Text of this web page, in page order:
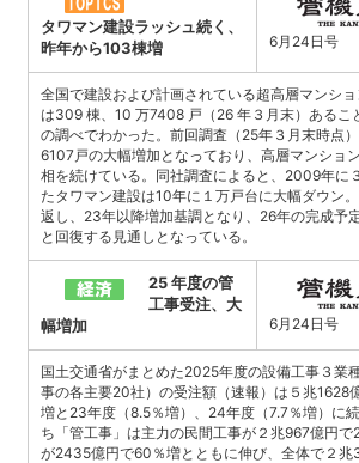
タワマン建設ラッシュ続く、
昨年から103棟増
6月24日号
全国で建設および計画されている超高層マンショ
は309 棟、10 万7408 戸（26 年３月末）あるこ
の調べでわかった。前回調査（25年３月末時点
6107戸の大幅増加となっており、高層マンショ
相を続けている。同社調査によると、2009年に
たタワマン建設は10年に１万戸台に大幅ダウン
返し、23年以降増加基調となり、26年の完成予
と回復する見通しとなっている。
25 年度の管
工事受注、大
幅増加
6月24日号
国土交通省がまとめた2025年度の設備工事３業
事の各主要20社）の受注額（速報）は５兆1628
増と23年度（8.5％増）、24年度（7.7％増）に
ち「管工事」は主力の民間工事が２兆967億円
が2435億円で60％増とともに伸び、全体で２